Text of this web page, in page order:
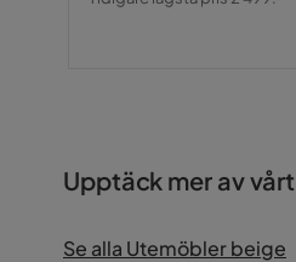
Upptäck mer av
Se alla Utemöbler beige